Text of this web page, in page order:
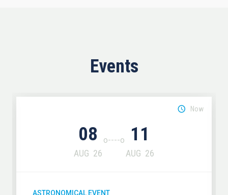
Events
08
AUG 26
11
AUG 26
Now
ASTRONOMICAL EVENT